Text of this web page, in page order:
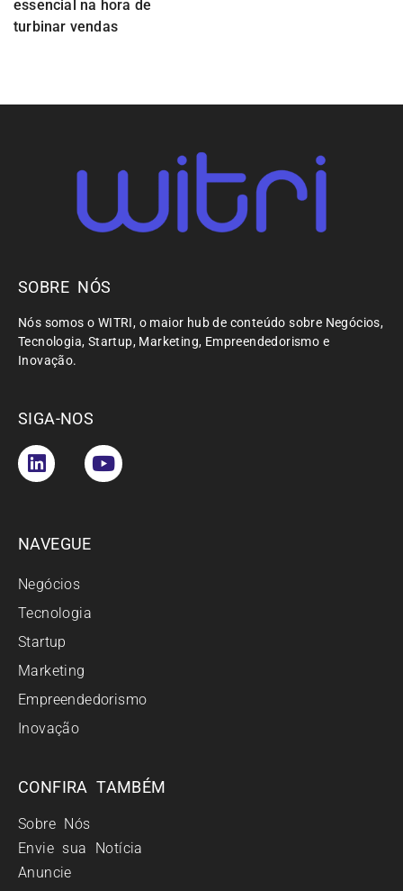
essencial na hora de
turbinar vendas
SOBRE NÓS
Nós somos o WITRI, o maior hub de conteúdo sobre Negócios,
Tecnologia, Startup, Marketing, Empreendedorismo e
Inovação.
SIGA-NOS
NAVEGUE
Negócios
Tecnologia
Startup
Marketing
Empreendedorismo
Inovação
CONFIRA TAMBÉM
Sobre Nós
Envie sua Notícia
Anuncie